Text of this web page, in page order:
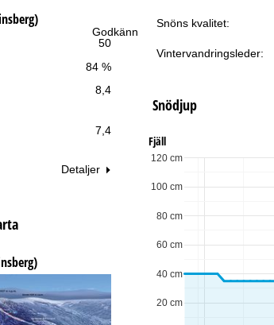
Godkänn
50
84 %
8,4
7,4
Detaljer
Snöns kvalitet:
Vintervandringsleder:
Snödjup
Fjäll
20 cm
40 cm
60 cm
80 cm
100 cm
120 cm